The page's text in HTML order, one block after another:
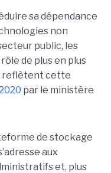
sa dépendance
non
public, les
de plus en plus
reflètent cette
par le ministère
de stockage
aux
et, plus